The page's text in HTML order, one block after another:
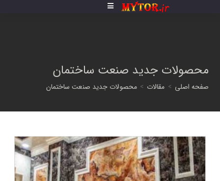
محصولات جدید صنعت ساختمان
صفحه اصلی > مقالات > محصولات جدید صنعت ساختمان